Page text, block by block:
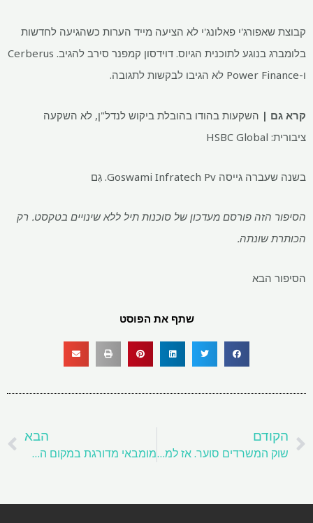
קבוצת שאפורג'י פאלונג'י לא הציעה מייד הערות כשהגיעה לחדשות
בלומברג בנוגע לתוכנית הגיוס. דוידסון קמפנר סירב להגיב. Cerberus
ו-Power Finance לא הגיבו לבקשות לתגובה.
קרא גם | השקעות בהודו בהובלת ביקוש לנדל"ן, לא השקעה
ציבורית: HSBC Global
בשנה שעברה גייסה Goswami Infratech Pv. גַם
הסיפור הזה פורסם מעדכון של סוכנות תיל ללא שינויים בטקסט. רק
הכותרת שונתה.
הסיפור הבא
שתף את הפוסט
קודם
הקודם
שוק המשרדים סוער. אז למה דמי השכירות יקרים יותר?
הבא
מומבאי מדורגת במקום השלישי לאחר שמנילה, דובאי במדד הערים העולמיות של נייט פרנק פריים, רואה צמיחה של 10% בשנה בתעריפי דירות היוקרה